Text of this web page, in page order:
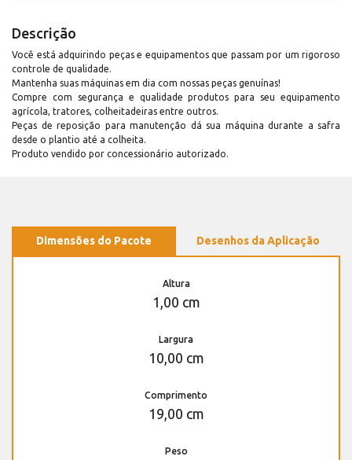
Descrição
Você está adquirindo peças e equipamentos que passam por um rigoroso
controle de qualidade.
Mantenha suas máquinas em dia com nossas peças genuínas!
Compre com segurança e qualidade produtos para seu equipamento
agrícola, tratores, colheitadeiras entre outros.
Peças de reposição para manutenção dá sua máquina durante a safra
desde o plantio até a colheita.
Produto vendido por concessionário autorizado.
Dimensões do Pacote Desenhos da Aplicação
Altura
1,00 cm
Largura
10,00 cm
Comprimento
19,00 cm
Peso